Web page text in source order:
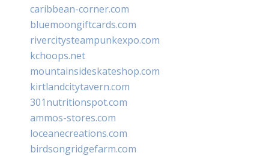
caribbean-corner.com
bluemoongiftcards.com
rivercitysteampunkexpo.com
kchoops.net
mountainsideskateshop.com
kirtlandcitytavern.com
301nutritionspot.com
ammos-stores.com
loceanecreations.com
birdsongridgefarm.com